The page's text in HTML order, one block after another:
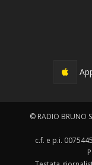
© RADIO BRUNO
c.f. e p.i.